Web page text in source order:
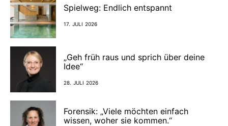
Spielweg: Endlich entspannt
17. JULI 2026
„Geh früh raus und sprich über deine
Idee“
28. JULI 2026
Forensik: „Viele möchten einfach
wissen, woher sie kommen.“